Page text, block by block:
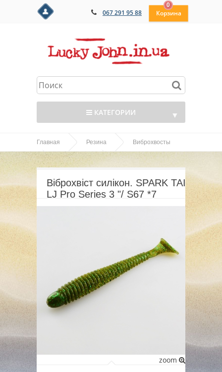
067 291 95 88
0
КАТЕГОРИИ ▼
▼
▼
Главная Резина Виброхвосты
SPARK TAIL Віброхвіст силікон.
SPARK TAIL LJ Pro Series 3 "/ S67 *7
Віброхвіст силікон. SPARK TAIL
LJ Pro Series 3 "/ S67 *7
zoom